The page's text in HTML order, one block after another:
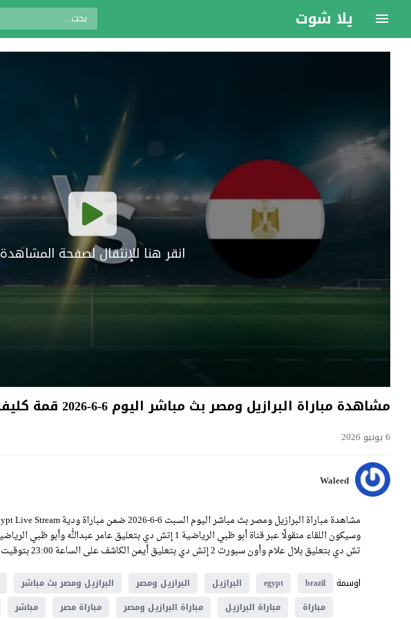
يلا شوت
انقر هنا للإنتقال لصفحة المشاهدة
مشاهدة مباراة البرازيل ومصر بث مباشر اليوم 6-6-2026 قمة كليفلاند براونز
6 يونيو 2026
Waleed
تش دي بتعليق بلال علام وأون سبورت 2 إتش دي بتعليق أيمن الكاشف على الساعة 23:00 بتوقيت غرينيتش، حصريًا على موقع يلا شوت فيديو.
اوسمة
brazil
egypt البرازيل البرازيل ومصر البرازيل ومصر بث مباشر
مباراة
مباراة البرازيل مباراة البرازيل ومصر مباراة مصر مباشر